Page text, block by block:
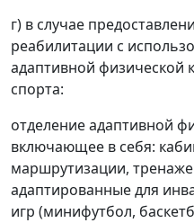
г) в случае
реабилитации с
адаптивной физической
спорта:
отделение адаптивной
включающее в себя:
маршрутизации,
адаптированные для
игр (минифутбол,